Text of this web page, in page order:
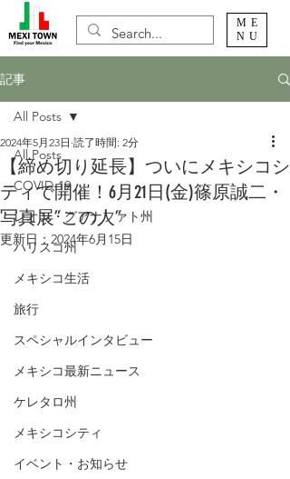
ME
NU
記事
All Posts
COVID-19
レオン・グアナファト州
ハリスコ州
メキシコ生活
旅行
スペシャルインタビュー
メキシコ最新ニュース
ケレタロ州
メキシコシティ
イベント・お知らせ
All Posts
【締め切り延長】ついにメキシコシ
ティで開催！6月21日(金)篠原誠二・
写真展”この人”
2024年5月23日 読了時間: 2分
更新日： 2024年6月15日